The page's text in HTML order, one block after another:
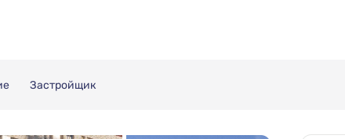
Застройщик